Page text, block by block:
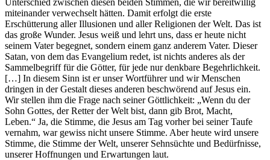
miteinander verwechselt hätten. Damit erfolgt die erste
Erschütterung aller Illusionen und aller Religionen der Welt. Das ist
das große Wunder. Jesus weiß und lehrt uns, dass er heute nicht
seinem Vater begegnet, sondern einem ganz anderem Vater. Dieser
Satan, von dem das Evangelium redet, ist nichts anderes als der
Sammelbegriff für die Götter, für jede nur denkbare Begehrlichkeit.
[…] In diesem Sinn ist er unser Wortführer und wir Menschen
dringen in der Gestalt dieses anderen beschwörend auf Jesus ein.
Wir stellen ihm die Frage nach seiner Göttlichkeit: „Wenn du der
Sohn Gottes, der Retter der Welt bist, dann gib Brot, Macht,
Leben.“ Ja, die Stimme, die Jesus am Tag vorher bei seiner Taufe
vernahm, war gewiss nicht unsere Stimme. Aber heute wird unsere
Stimme, die Stimme der Welt, unserer Sehnsüchte und Bedürfnisse,
unserer Hoffnungen und Erwartungen laut.